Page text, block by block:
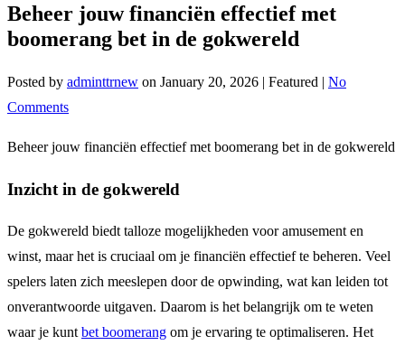
Beheer jouw financiën effectief met
boomerang bet in de gokwereld
Posted by adminttrnew on January 20, 2026 | Featured | No
Comments
Beheer jouw financiën effectief met boomerang bet in de gokwereld
Inzicht in de gokwereld
De gokwereld biedt talloze mogelijkheden voor amusement en
winst, maar het is cruciaal om je financiën effectief te beheren. Veel
spelers laten zich meeslepen door de opwinding, wat kan leiden tot
onverantwoorde uitgaven. Daarom is het belangrijk om te weten
waar je kunt bet boomerang om je ervaring te optimaliseren. Het